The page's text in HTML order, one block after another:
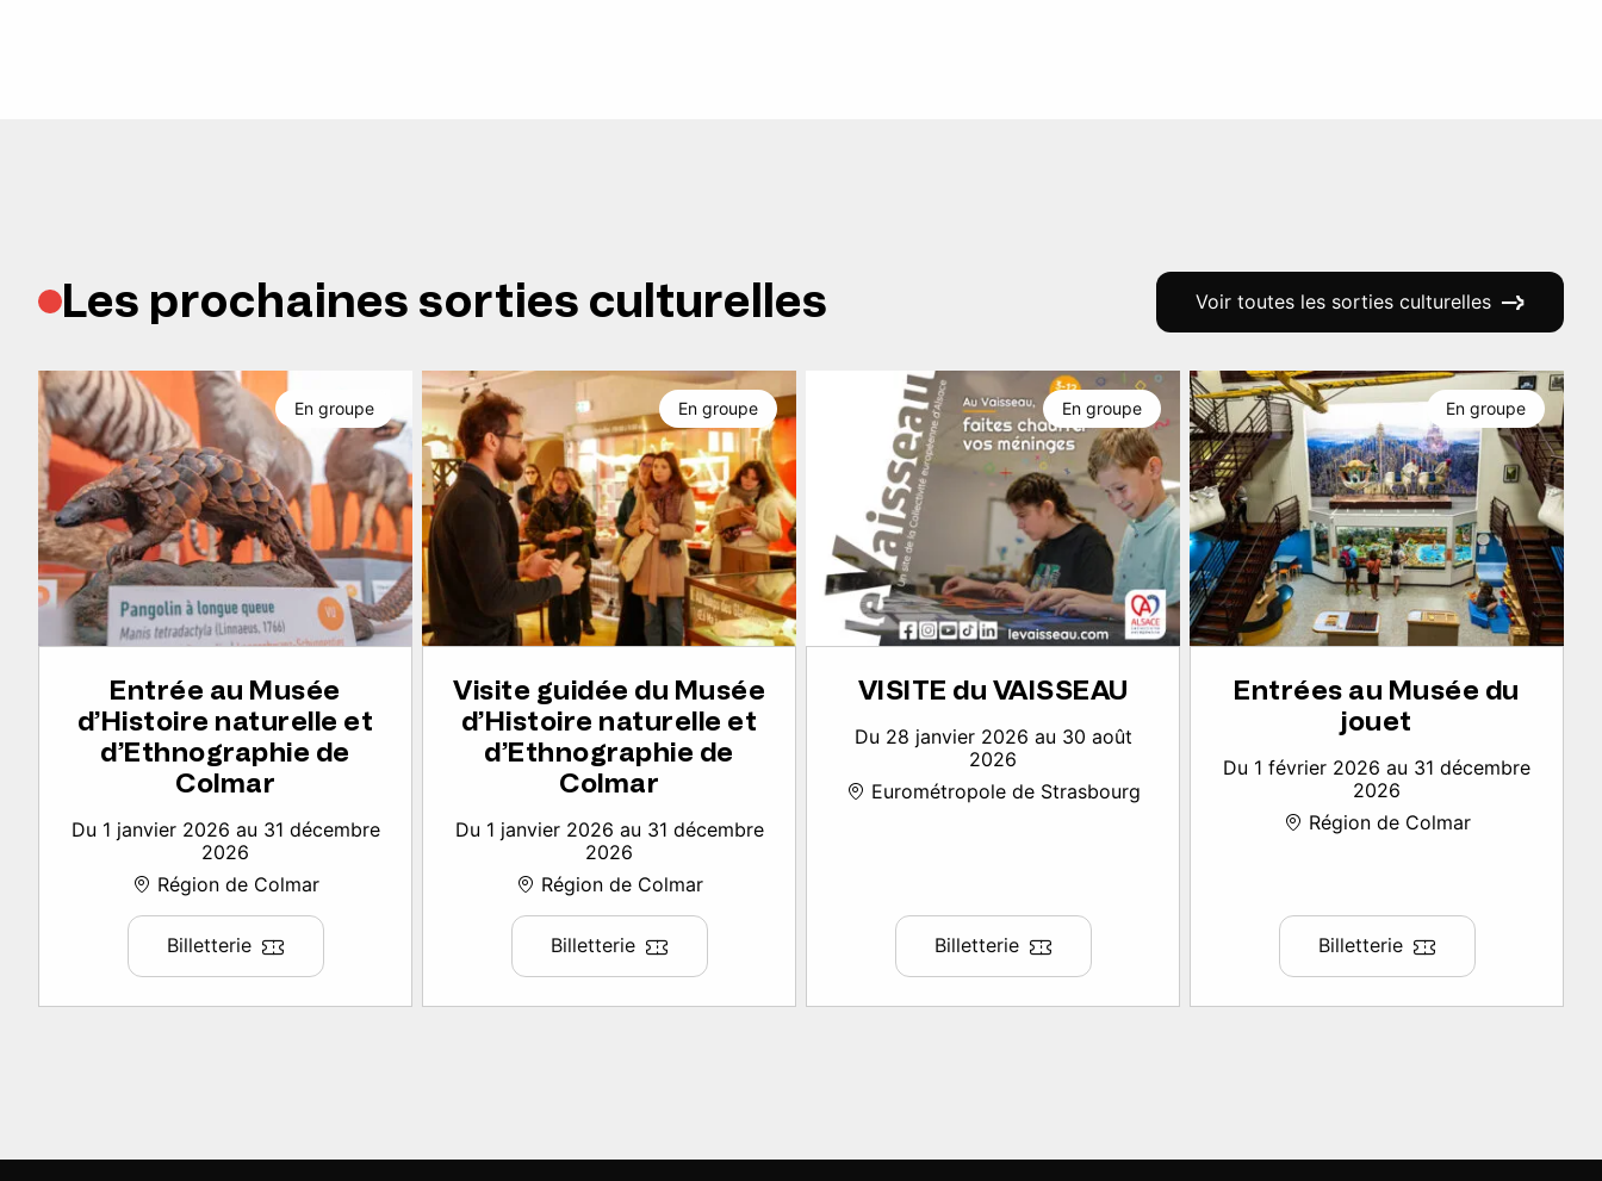
Les prochaines sorties culturelles Voir toutes les sorties culturelles
Entrée au Musée
d’Histoire naturelle et
d’Ethnographie de
Colmar
Du 1 janvier 2026 au 31 décembre
2026
Région de Colmar
Billetterie
En groupe
Visite guidée du Musée
d’Histoire naturelle et
d’Ethnographie de
Colmar
Du 1 janvier 2026 au 31 décembre
2026
Région de Colmar
Billetterie
En groupe
VISITE du VAISSEAU
Du 28 janvier 2026 au 30 août
2026
Eurométropole de Strasbourg
Billetterie
En groupe
Entrées au Musée du
jouet
Du 1 février 2026 au 31 décembre
2026
Région de Colmar
Billetterie
En groupe